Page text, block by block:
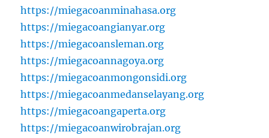
https://miegacoanminahasa.org
https://miegacoangianyar.org
https://miegacoansleman.org
https://miegacoannagoya.org
https://miegacoanmongonsidi.org
https://miegacoanmedanselayang.org
https://miegacoangaperta.org
https://miegacoanwirobrajan.org